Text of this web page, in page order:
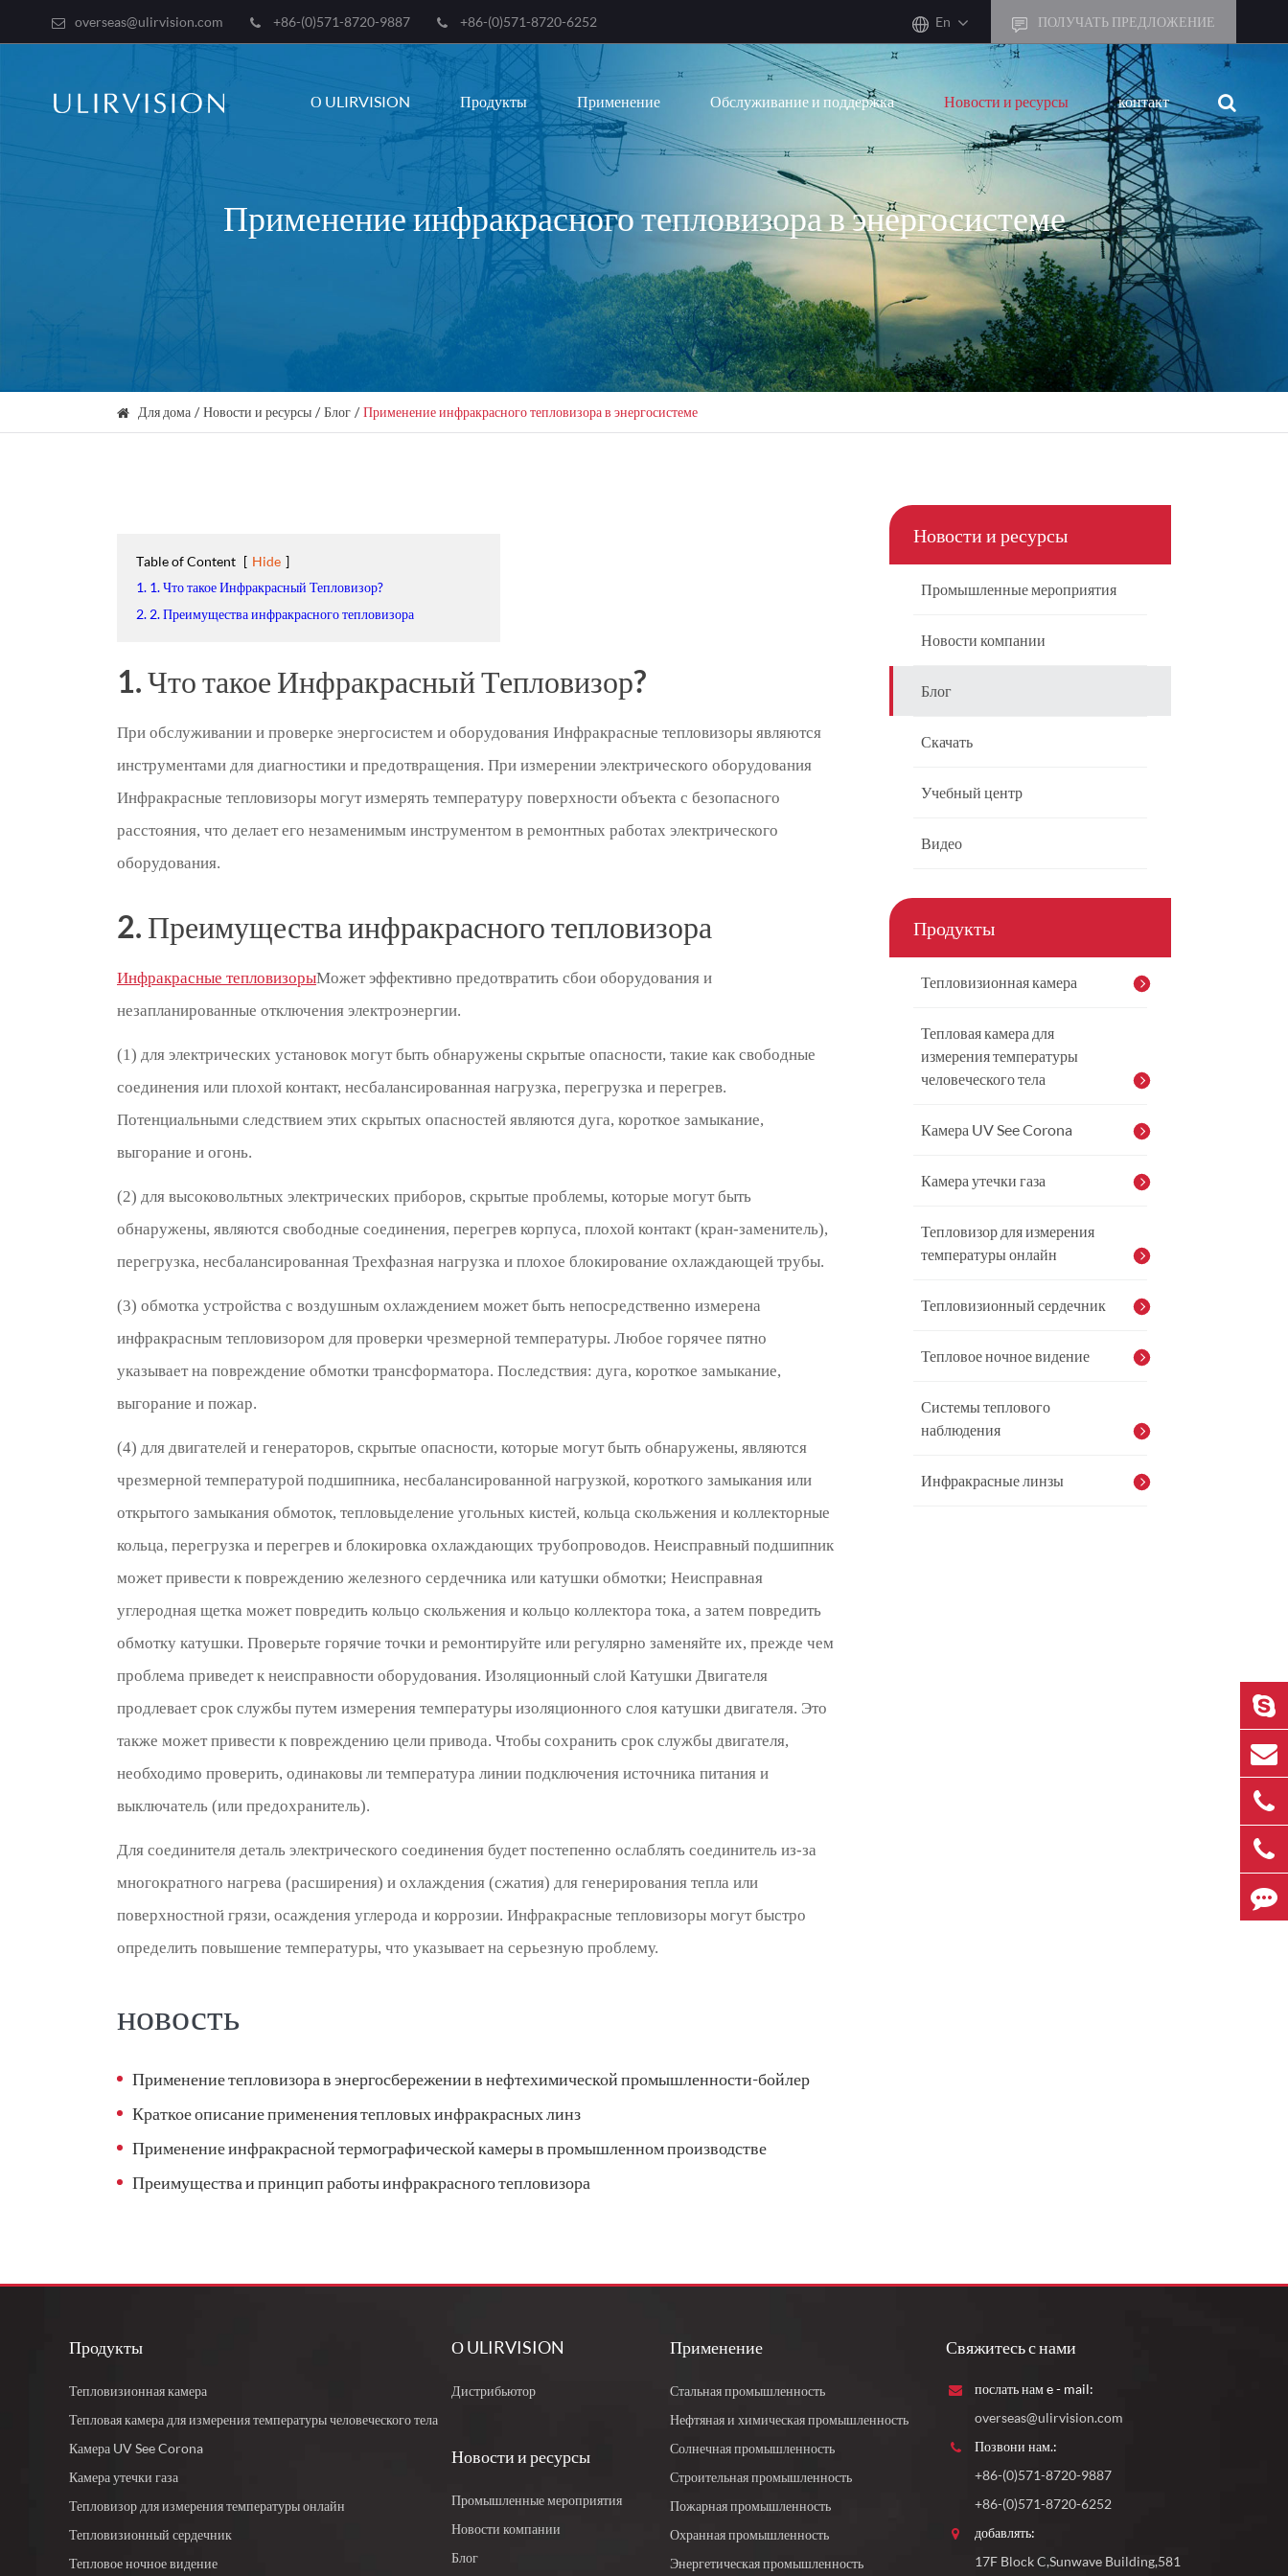
overseas@ulirvision.com +86-(0)571-8720-9887 +86-(0)571-8720-6252 En
English
한국어
français
Deutsch
Español
italiano
русский
português
ПОЛУЧАТЬ ПРЕДЛОЖЕНИЕ
О ULIRVISION Продукты Применение Обслуживание и поддержка Новости и ресурсы контакт
Применение инфракрасного тепловизора в энергосистеме
Для дома Новости и ресурсы Блог Применение инфракрасного тепловизора в энергосистеме
Table of Content [ Hide ]
1. 1. Что такое Инфракрасный Тепловизор?
2. 2. Преимущества инфракрасного тепловизора
1. Что такое Инфракрасный Тепловизор?
При обслуживании и проверке энергосистем и оборудования Инфракрасные тепловизоры являются
инструментами для диагностики и предотвращения. При измерении электрического оборудования
Инфракрасные тепловизоры могут измерять температуру поверхности объекта с безопасного
расстояния, что делает его незаменимым инструментом в ремонтных работах электрического
оборудования.
2. Преимущества инфракрасного тепловизора
Инфракрасные тепловизорыМожет эффективно предотвратить сбои оборудования и
незапланированные отключения электроэнергии.
(1) для электрических установок могут быть обнаружены скрытые опасности, такие как свободные
соединения или плохой контакт, несбалансированная нагрузка, перегрузка и перегрев.
Потенциальными следствием этих скрытых опасностей являются дуга, короткое замыкание,
выгорание и огонь.
(2) для высоковольтных электрических приборов, скрытые проблемы, которые могут быть
обнаружены, являются свободные соединения, перегрев корпуса, плохой контакт (кран-заменитель),
перегрузка, несбалансированная Трехфазная нагрузка и плохое блокирование охлаждающей трубы.
(3) обмотка устройства с воздушным охлаждением может быть непосредственно измерена
инфракрасным тепловизором для проверки чрезмерной температуры. Любое горячее пятно
указывает на повреждение обмотки трансформатора. Последствия: дуга, короткое замыкание,
выгорание и пожар.
(4) для двигателей и генераторов, скрытые опасности, которые могут быть обнаружены, являются
чрезмерной температурой подшипника, несбалансированной нагрузкой, короткого замыкания или
открытого замыкания обмоток, тепловыделение угольных кистей, кольца скольжения и коллекторные
кольца, перегрузка и перегрев и блокировка охлаждающих трубопроводов. Неисправный подшипник
может привести к повреждению железного сердечника или катушки обмотки; Неисправная
углеродная щетка может повредить кольцо скольжения и кольцо коллектора тока, а затем повредить
обмотку катушки. Проверьте горячие точки и ремонтируйте или регулярно заменяйте их, прежде чем
проблема приведет к неисправности оборудования. Изоляционный слой Катушки Двигателя
продлевает срок службы путем измерения температуры изоляционного слоя катушки двигателя. Это
также может привести к повреждению цели привода. Чтобы сохранить срок службы двигателя,
необходимо проверить, одинаковы ли температура линии подключения источника питания и
выключатель (или предохранитель).
Для соединителя деталь электрического соединения будет постепенно ослаблять соединитель из-за
многократного нагрева (расширения) и охлаждения (сжатия) для генерирования тепла или
поверхностной грязи, осаждения углерода и коррозии. Инфракрасные тепловизоры могут быстро
определить повышение температуры, что указывает на серьезную проблему.
новость
Применение тепловизора в энергосбережении в нефтехимической промышленности-бойлер
Краткое описание применения тепловых инфракрасных линз
Применение инфракрасной термографической камеры в промышленном производстве
Преимущества и принцип работы инфракрасного тепловизора
Новости и ресурсы
Промышленные мероприятия
Новости компании
Блог
Скачать
Учебный центр
Видео
Продукты
Тепловизионная камера
Тепловая камера для
измерения температуры
человеческого тела
Камера UV See Corona
Камера утечки газа
Тепловизор для измерения
температуры онлайн
Тепловизионный сердечник
Тепловое ночное видение
Системы теплового
наблюдения
Инфракрасные линзы
Продукты
Тепловизионная камера
Тепловая камера для измерения температуры человеческого тела
Камера UV See Corona
Камера утечки газа
Тепловизор для измерения температуры онлайн
Тепловизионный сердечник
Тепловое ночное видение
О ULIRVISION
Дистрибьютор
Новости и ресурсы
Промышленные мероприятия
Новости компании
Блог
Применение
Стальная промышленность
Нефтяная и химическая промышленность
Солнечная промышленность
Строительная промышленность
Пожарная промышленность
Охранная промышленность
Энергетическая промышленность
Свяжитесь с нами
послать нам e - mail:
overseas@ulirvision.com
Позвони нам.:
+86-(0)571-8720-9887
+86-(0)571-8720-6252
добавлять:
17F Block C,Sunwave Building,581